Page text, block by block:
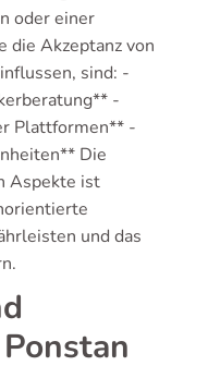
oder einer
die Akzeptanz von
sind: -
-
Plattformen** -
Die
Aspekte ist
und das